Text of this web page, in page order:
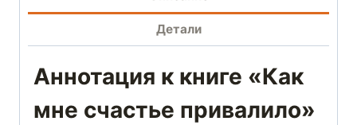
Детали
Аннотация к книге «Как
мне счастье привалило»